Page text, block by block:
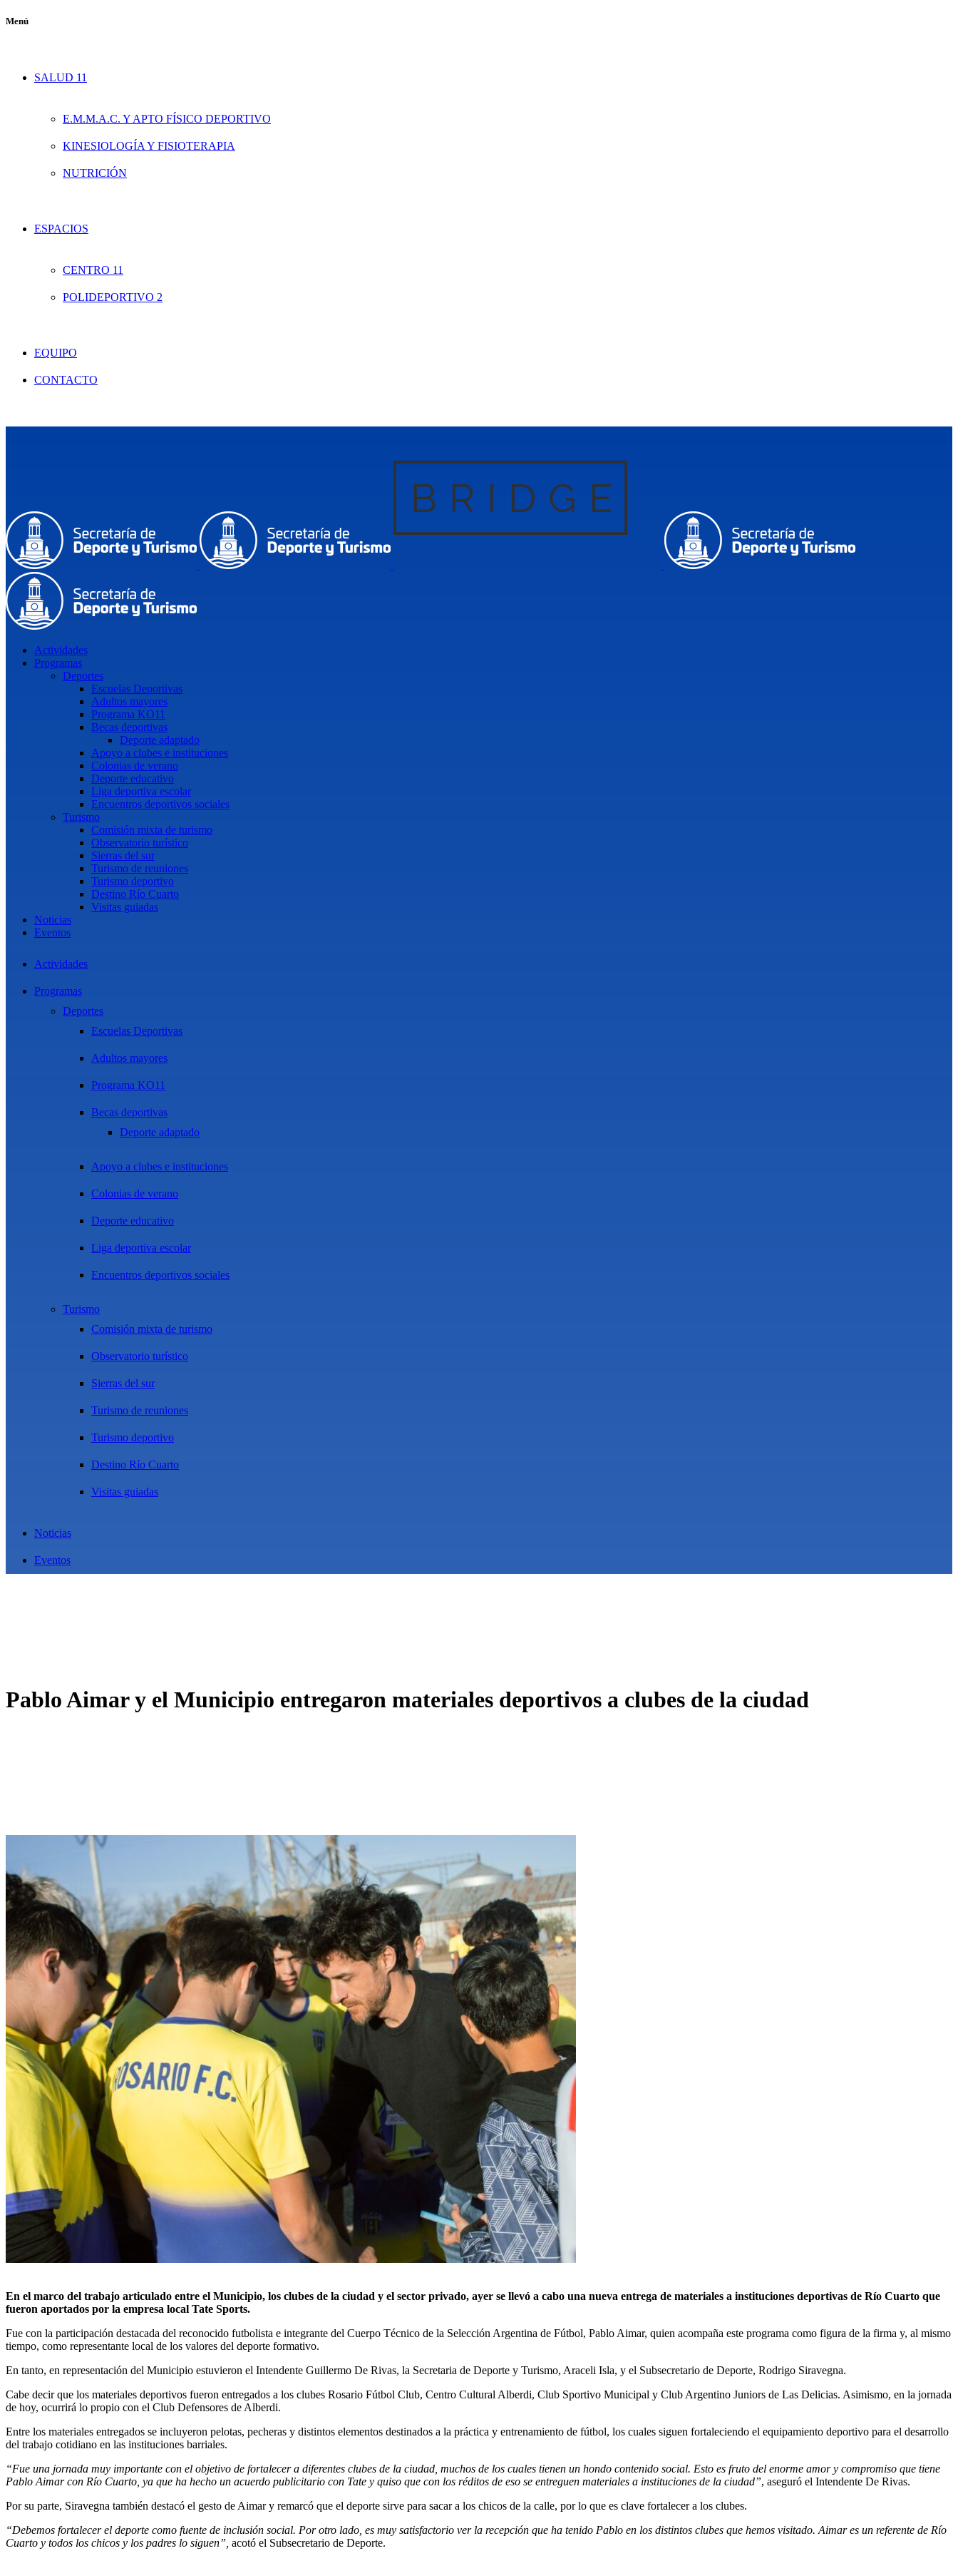
Menú
SALUD 11
E.M.M.A.C. Y APTO FÍSICO DEPORTIVO
KINESIOLOGÍA Y FISIOTERAPIA
NUTRICIÓN
ESPACIOS
CENTRO 11
POLIDEPORTIVO 2
EQUIPO
CONTACTO
Actividades
Programas
Deportes
Escuelas Deportivas
Adultos mayores
Programa KO11
Becas deportivas
Deporte adaptado
Apoyo a clubes e instituciones
Colonias de verano
Deporte educativo
Liga deportiva escolar
Encuentros deportivos sociales
Turismo
Comisión mixta de turismo
Observatorio turístico
Sierras del sur
Turismo de reuniones
Turismo deportivo
Destino Río Cuarto
Visitas guiadas
Noticias
Eventos
Actividades
Programas
Deportes
Escuelas Deportivas
Adultos mayores
Programa KO11
Becas deportivas
Deporte adaptado
Apoyo a clubes e instituciones
Colonias de verano
Deporte educativo
Liga deportiva escolar
Encuentros deportivos sociales
Turismo
Comisión mixta de turismo
Observatorio turístico
Sierras del sur
Turismo de reuniones
Turismo deportivo
Destino Río Cuarto
Visitas guiadas
Noticias
Eventos
Pablo Aimar y el Municipio entregaron materiales deportivos a clubes de la ciudad
En el marco del trabajo articulado entre el Municipio, los clubes de la ciudad y el sector privado, ayer se llevó a cabo una nueva entrega de materiales a instituciones deportivas de Río Cuarto que
fueron aportados por la empresa local Tate Sports.
Fue con la participación destacada del reconocido futbolista e integrante del Cuerpo Técnico de la Selección Argentina de Fútbol, Pablo Aimar, quien acompaña este programa como figura de la firma y, al mismo
tiempo, como representante local de los valores del deporte formativo.
En tanto, en representación del Municipio estuvieron el Intendente Guillermo De Rivas, la Secretaria de Deporte y Turismo, Araceli Isla, y el Subsecretario de Deporte, Rodrigo Siravegna.
Cabe decir que los materiales deportivos fueron entregados a los clubes Rosario Fútbol Club, Centro Cultural Alberdi, Club Sportivo Municipal y Club Argentino Juniors de Las Delicias. Asimismo, en la jornada
de hoy, ocurrirá lo propio con el Club Defensores de Alberdi.
Entre los materiales entregados se incluyeron pelotas, pecheras y distintos elementos destinados a la práctica y entrenamiento de fútbol, los cuales siguen fortaleciendo el equipamiento deportivo para el desarrollo
del trabajo cotidiano en las instituciones barriales.
“Fue una jornada muy importante con el objetivo de fortalecer a diferentes clubes de la ciudad, muchos de los cuales tienen un hondo contenido social. Esto es fruto del enorme amor y compromiso que tiene
Pablo Aimar con Río Cuarto, ya que ha hecho un acuerdo publicitario con Tate y quiso que con los réditos de eso se entreguen materiales a instituciones de la ciudad”, aseguró el Intendente De Rivas.
Por su parte, Siravegna también destacó el gesto de Aimar y remarcó que el deporte sirve para sacar a los chicos de la calle, por lo que es clave fortalecer a los clubes.
“Debemos fortalecer el deporte como fuente de inclusión social. Por otro lado, es muy satisfactorio ver la recepción que ha tenido Pablo en los distintos clubes que hemos visitado. Aimar es un referente de Río
Cuarto y todos los chicos y los padres lo siguen”, acotó el Subsecretario de Deporte.